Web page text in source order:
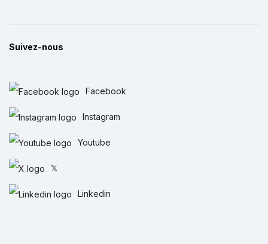
Suivez-nous
Facebook
Instagram
Youtube
𝕏
Linkedin